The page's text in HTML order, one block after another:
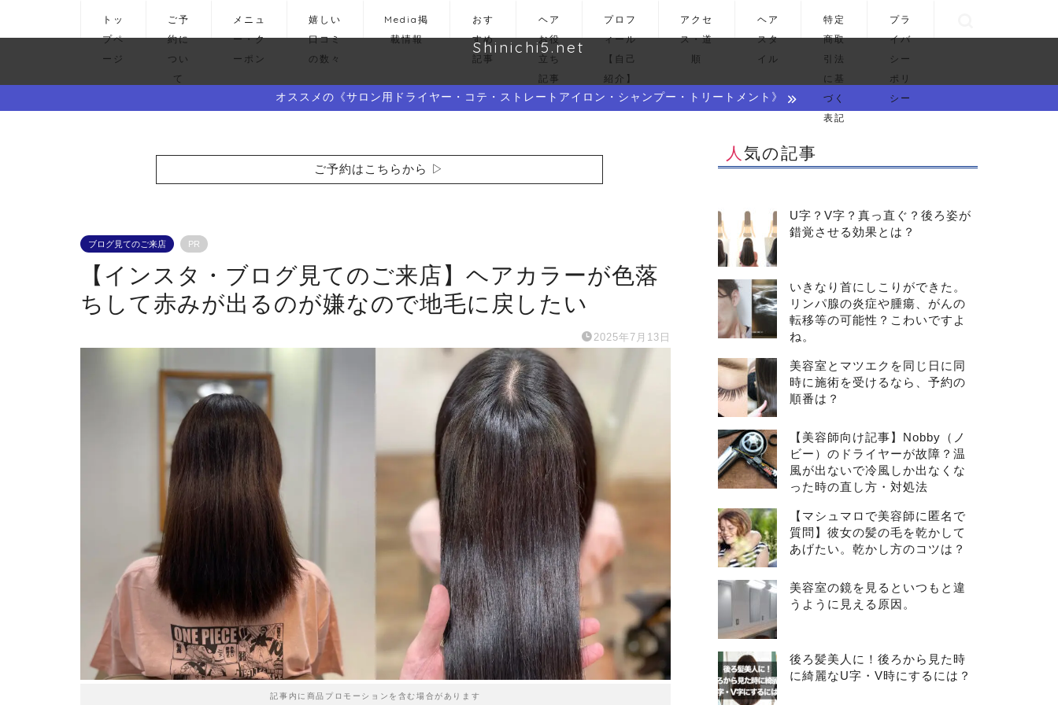
トッ
プペ
ージ
ご予
約に
つい
て
メニュ
ー・ク
ーポン
嬉しい
口コミ
の数々
Media掲
載情報
おす
すめ
記事
ヘア
お役
立ち
記事
プロフ
ィール
【自己
紹介】
アクセ
ス・道
順
ヘア
スタ
イル
特定
商取
引法
に基
づく
表記
プラ
イバ
シー
ポリ
シー
Shinichi5.net
オススメの《サロン用ドライヤー・コテ・ストレートアイロン・シャンプー・トリートメント》
ご予約はこちらから ▷
ブログ見てのご来店 PR
【インスタ・ブログ見てのご来店】ヘアカラーが色落
ちして赤みが出るのが嫌なので地毛に戻したい
2025年7月13日
記事内に商品プロモーションを含む場合があります
人気の記事
U字？V字？真っ直ぐ？後ろ姿が
錯覚させる効果とは？
いきなり首にしこりができた。
リンパ腺の炎症や腫瘍、がんの
転移等の可能性？こわいですよ
ね。
美容室とマツエクを同じ日に同
時に施術を受けるなら、予約の
順番は？
【美容師向け記事】Nobby（ノ
ビー）のドライヤーが故障？温
風が出ないで冷風しか出なくな
った時の直し方・対処法
【マシュマロで美容師に匿名で
質問】彼女の髪の毛を乾かして
あげたい。乾かし方のコツは？
美容室の鏡を見るといつもと違
うように見える原因。
後ろ髪美人に！後ろから見た時
に綺麗なU字・V時にするには？